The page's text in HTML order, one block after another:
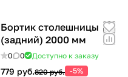
Бортик столешницы
(задний) 2000 мм
0 0 Доступно к заказу
779 руб.820 руб. -5%